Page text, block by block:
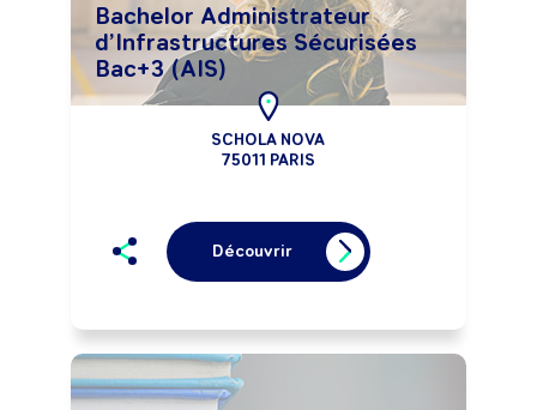
Bachelor Administrateur
d’Infrastructures Sécurisées
Bac+3 (AIS)
SCHOLA NOVA
75011 PARIS
Découvrir